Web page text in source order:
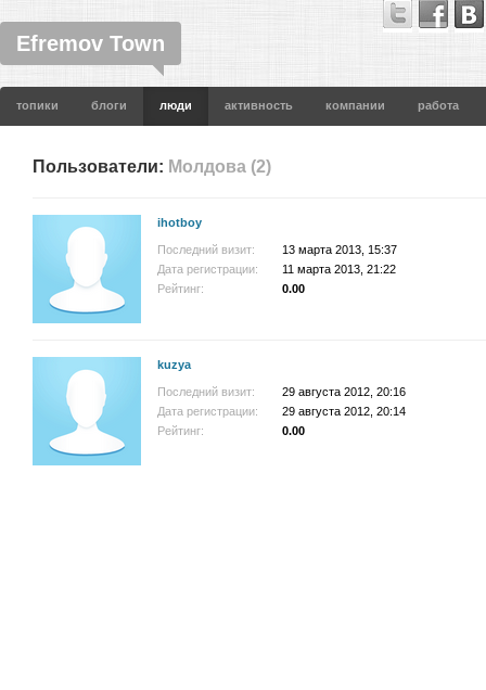
Efremov Town
топики блоги люди активность компании работа
Пользователи: Молдова (2)
ihotboy
Последний визит:
13 марта 2013, 15:37
Дата регистрации:
11 марта 2013, 21:22
Рейтинг:
0.00
kuzya
Последний визит:
29 августа 2012, 20:16
Дата регистрации:
29 августа 2012, 20:14
Рейтинг:
0.00